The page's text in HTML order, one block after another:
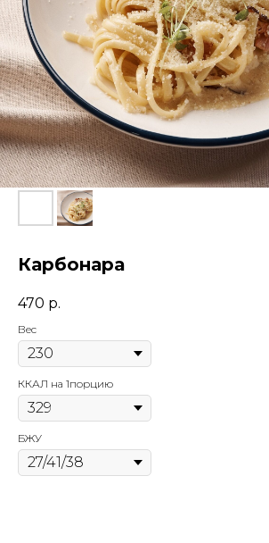
Карбонара
470 р.
Вес
ККАЛ на 1порцию
БЖУ